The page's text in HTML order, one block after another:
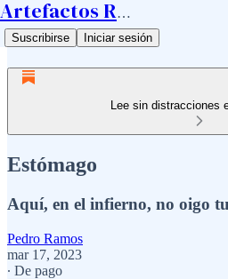
Artefactos Ramos
Suscribirse Iniciar sesión
Lee sin distracciones
Estómago
Aquí, en el infierno, no oigo
Pedro Ramos
mar 17, 2023
∙ De pago